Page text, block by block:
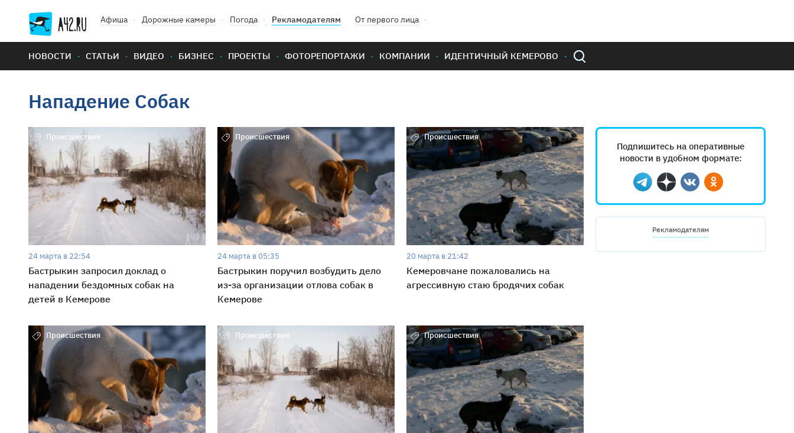
Афиша Дорожные камеры Погода Рекламодателям От первого лица
НОВОСТИ СТАТЬИ ВИДЕО БИЗНЕС ПРОЕКТЫ ФОТОРЕПОРТАЖИ КОМПАНИИ ИДЕНТИЧНЫЙ КЕМЕРОВО
Нападение Собак
Происшествия
24 марта в 22:54
Бастрыкин запросил доклад о
нападении бездомных собак на
детей в Кемерове
Происшествия
24 марта в 05:35
Бастрыкин поручил возбудить дело
из-за организации отлова собак в
Кемерове
Происшествия
20 марта в 21:42
Кемеровчане пожаловались на
агрессивную стаю бродячих собак
Происшествия Происшествия Происшествия
Подпишитесь на оперативные
новости в удобном формате:
Telegram
ДзенВконтактеОдноклассники
Рекламодателям